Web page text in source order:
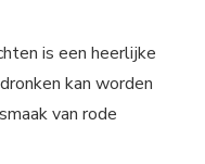
is een heerlijke
kan worden
van rode